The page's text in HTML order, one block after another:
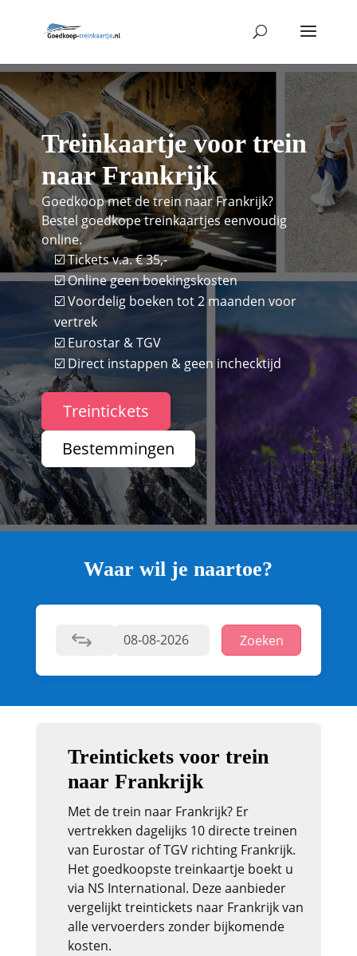
Treinkaartje voor trein
naar Frankrijk
Goedkoop met de trein naar Frankrijk?
Bestel goedkope treinkaartjes eenvoudig
online.
☑️ Tickets v.a. € 35,-
☑️ Online geen boekingskosten
☑️ Voordelig boeken tot 2 maanden voor
vertrek
☑️ Eurostar & TGV
☑️ Direct instappen & geen inchecktijd
Treintickets
Bestemmingen
Waar wil je naartoe?
Zoeken
Treintickets voor trein
naar Frankrijk
Met de trein naar Frankrijk? Er
vertrekken dagelijks 10 directe treinen
van Eurostar of TGV richting Frankrijk.
Het goedkoopste treinkaartje boekt u
via NS International. Deze aanbieder
vergelijkt treintickets naar Frankrijk van
alle vervoerders zonder bijkomende
kosten.